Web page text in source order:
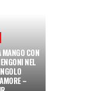
CON
NEL
–